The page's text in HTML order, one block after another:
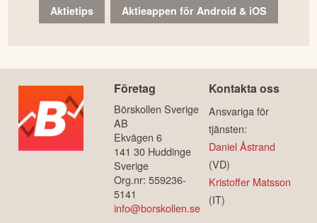
Aktietips Aktieappen för Android & iOS
Företag
Börskollen Sverige
AB
Ekvägen 6
141 30 Huddinge
Sverige
Org.nr: 559236-
5141
info@borskollen.se
Kontakta oss
Ansvariga för
tjänsten:
Daniel Åstrand
(VD)
Kristoffer Matsson
(IT)